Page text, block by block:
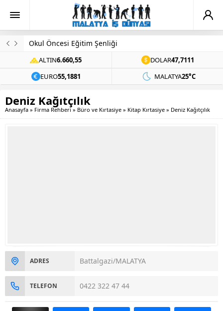
Okul Öncesi Eğitim Şenliği
ALTIN6.660,55 DOLAR47,7111
EURO55,1881 MALATYA25°C
Deniz Kağıtçılık
Anasayfa » Firma Rehberi » Büro ve Kırtasiye » Kitap Kırtasiye » Deniz Kağıtçılık
ADRES Battalgazi/MALATYA
TELEFON 0422 322 47 44